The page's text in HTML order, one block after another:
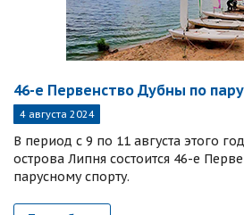
46-е Первенство Дубны по
4 августа 2024
В период с 9 по 11 августа этого
острова Липня состоится 46-е
парусному спорту.